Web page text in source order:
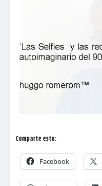
Comparte esto:
Facebook